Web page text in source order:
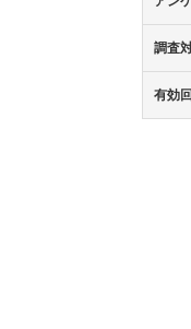
調査
有効